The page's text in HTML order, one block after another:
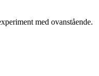
med ovanstående.